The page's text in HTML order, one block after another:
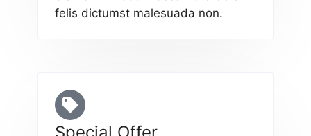
felis dictumst malesuada non.